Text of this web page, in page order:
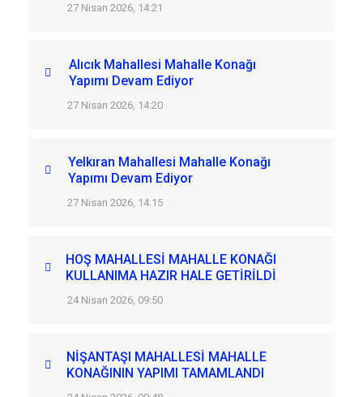
27 Nisan 2026, 14:21
Alıcık Mahallesi Mahalle Konağı
Yapımı Devam Ediyor
27 Nisan 2026, 14:20
Yelkıran Mahallesi Mahalle Konağı
Yapımı Devam Ediyor
27 Nisan 2026, 14:15
HOŞ MAHALLESİ MAHALLE KONAĞI
KULLANIMA HAZIR HALE GETİRİLDİ
24 Nisan 2026, 09:50
NİŞANTAŞI MAHALLESİ MAHALLE
KONAĞININ YAPIMI TAMAMLANDI